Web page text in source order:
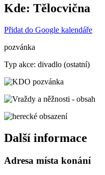
Kde: Tělocvična
Přidat do Google kalendáře
pozvánka
Typ akce: divadlo (ostatní)
Další informace
Adresa místa konání